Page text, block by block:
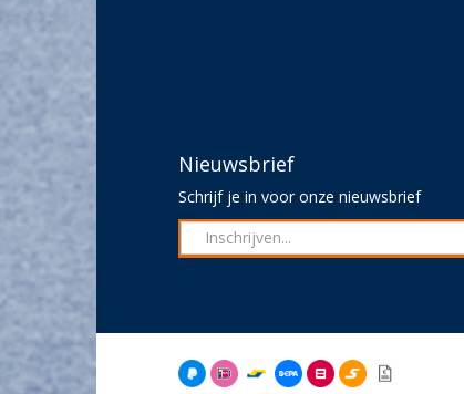
Nieuwsbrief
Schrijf je in voor onze nieuwsbrief